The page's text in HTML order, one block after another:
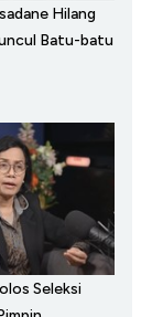
Hilang
Batu-batu
Seleksi